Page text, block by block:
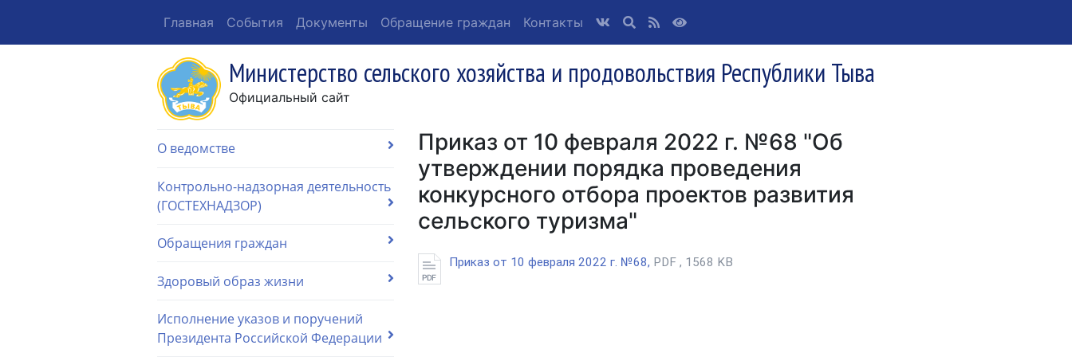
Главная События Документы Обращение граждан Контакты
Министерство сельского хозяйства и продовольствия Республики Тыва
Официальный сайт
О ведомстве
Контрольно-надзорная деятельность
(ГОСТЕХНАДЗОР)
Обращения граждан
Здоровый образ жизни
Исполнение указов и поручений
Президента Российской Федерации
Приказ от 10 февраля 2022 г. №68 "Об
утверждении порядка проведения
конкурсного отбора проектов развития
сельского туризма"
Приказ от 10 февраля 2022 г. №68, PDF , 1568 KB